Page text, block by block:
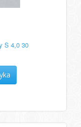
S 4,0 30